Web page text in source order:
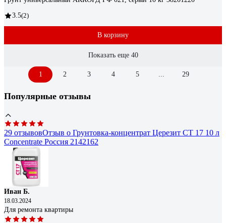
3.5(2)
В корзину
Показать еще 40
1 2 3 4 5 ... 29
Популярные отзывы
29 отзывовОтзыв о Грунтовка-концентрат Церезит CT 17 10 л
Concentrate Россия 2142162
Иван Б.
18.03.2024
Для ремонта квартиры